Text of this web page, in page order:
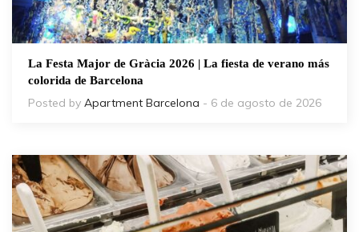
La Festa Major de Gràcia 2026 | La fiesta de verano más
colorida de Barcelona
Posted by Apartment Barcelona - 6 de agosto de 2026